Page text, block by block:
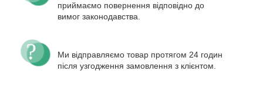
приймаємо повернення відповідно до
вимог законодавства.
Ми відправляємо товар протягом 24 годин
після узгодження замовлення з клієнтом.